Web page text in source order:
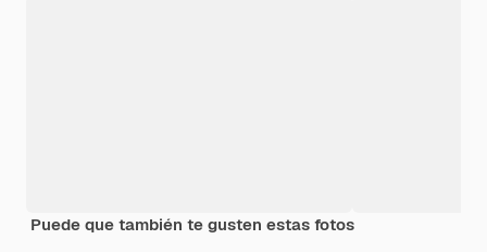
Puede que también te gusten estas fotos